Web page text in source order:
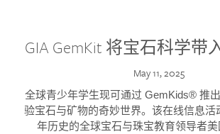
GIA GemKit 将宝石科学带
May 11, 2025
全球青少年学生现可通过 GemKids® 推
验宝石与矿物的奇妙世界。该在线信息活
年历史的全球宝石与珠宝教育领导者